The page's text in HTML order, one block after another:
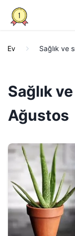
Ev Sağlık ve
Sağlık
Ağustos